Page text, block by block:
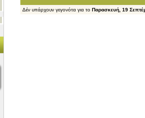
Δέν υπάρχουν γεγονότα για το Παρασκευή, 19